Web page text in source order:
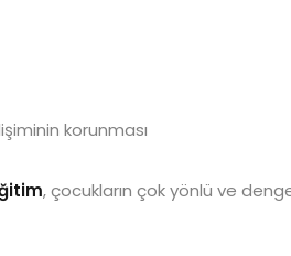
korunması
, çocukların çok yönlü ve